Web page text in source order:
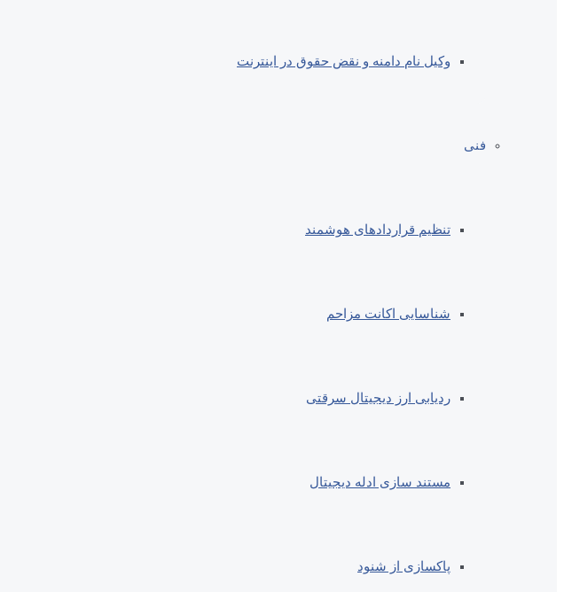
وکیل نام دامنه و نقض حقوق در اینترنت
فنی
تنظیم قراردادهای هوشمند
شناسایی اکانت مزاحم
ردیابی ارز دیجیتال سرقتی
مستند سازی ادله دیجیتال
پاکسازی از شنود